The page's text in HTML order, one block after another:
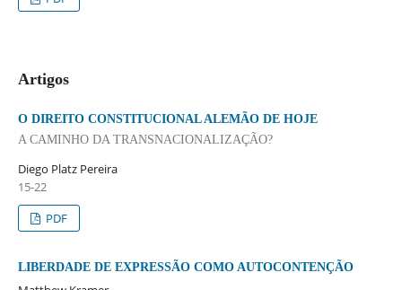
Artigos
O DIREITO CONSTITUCIONAL ALEMÃO DE HOJE
A CAMINHO DA TRANSNACIONALIZAÇÃO?
Diego Platz Pereira
15-22
PDF
LIBERDADE DE EXPRESSÃO COMO AUTOCONTENÇÃO